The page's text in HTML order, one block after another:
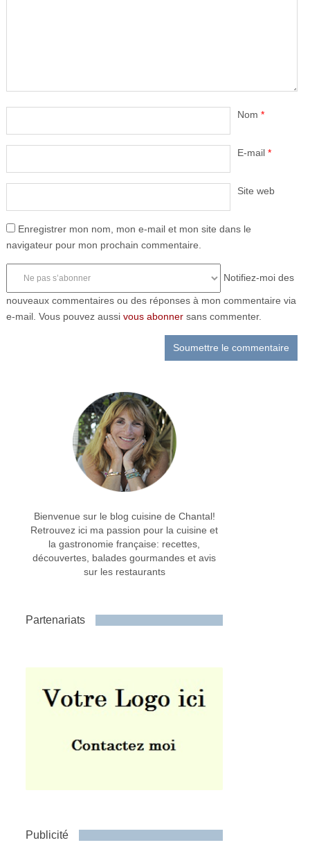
Nom *
E-mail *
Site web
Enregistrer mon nom, mon e-mail et mon site dans le
navigateur pour mon prochain commentaire.
Notifiez-moi des
nouveaux commentaires ou des réponses à mon commentaire via
e-mail. Vous pouvez aussi vous abonnersans commenter.
Bienvenue sur le blog cuisine de Chantal!
Retrouvez ici ma passion pour la cuisine et
la gastronomie française: recettes,
découvertes, balades gourmandes et avis
sur les restaurants
Partenariats
Publicité